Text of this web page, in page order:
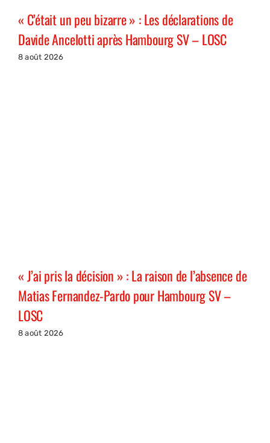
« C’était un peu bizarre » : Les déclarations de
Davide Ancelotti après Hambourg SV – LOSC
8 août 2026
« J’ai pris la décision » : La raison de l’absence de
Matias Fernandez-Pardo pour Hambourg SV –
LOSC
8 août 2026